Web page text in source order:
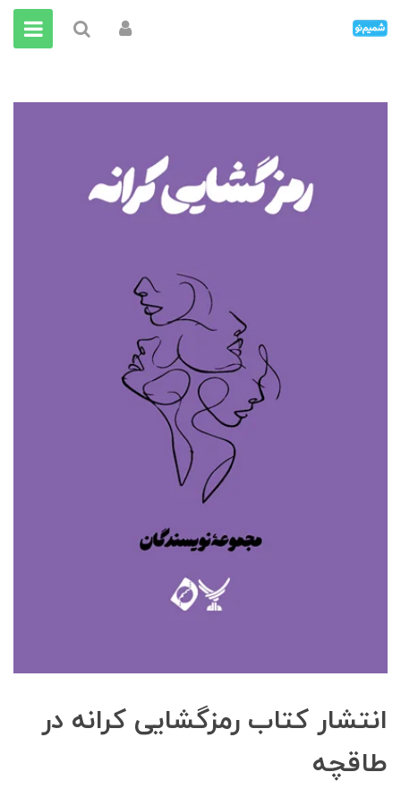
انتشار کتاب رمزگشایی کرانه در
طاقچه